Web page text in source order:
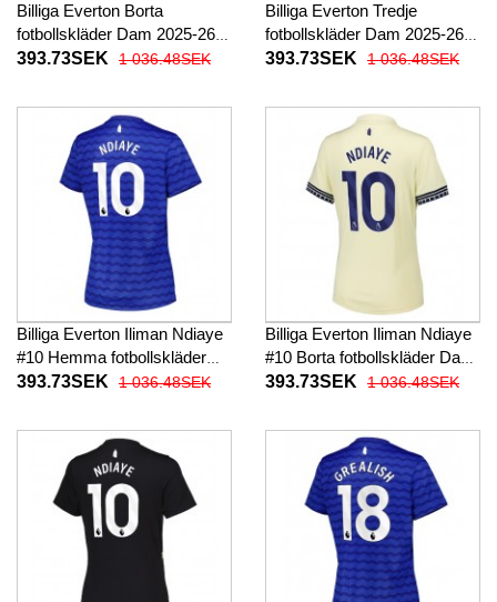
Billiga Everton Borta
fotbollskläder Dam 2025-26
Kortärmad
393.73SEK 1 036.48SEK
Billiga Everton Tredje
fotbollskläder Dam 2025-26
Kortärmad
393.73SEK 1 036.48SEK
Billiga Everton Iliman Ndiaye
#10 Hemma fotbollskläder
Dam 2025-26 Kortärmad
393.73SEK 1 036.48SEK
Billiga Everton Iliman Ndiaye
#10 Borta fotbollskläder Dam
2025-26 Kortärmad
393.73SEK 1 036.48SEK